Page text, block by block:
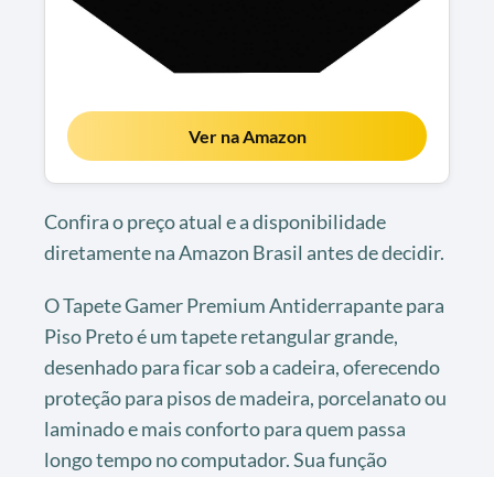
Ver na Amazon
Confira o preço atual e a disponibilidade
diretamente na Amazon Brasil antes de decidir.
O Tapete Gamer Premium Antiderrapante para
Piso Preto é um tapete retangular grande,
desenhado para ficar sob a cadeira, oferecendo
proteção para pisos de madeira, porcelanato ou
laminado e mais conforto para quem passa
longo tempo no computador. Sua função